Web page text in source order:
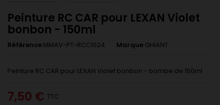
Peinture RC CAR pour LEXAN Violet
bonbon - 150ml
Référence MMAV-PT-RCC1024 Marque GHIANT
Peinture RC CAR pour LEXAN Violet bonbon - bombe de 150ml
7,50 € TTC